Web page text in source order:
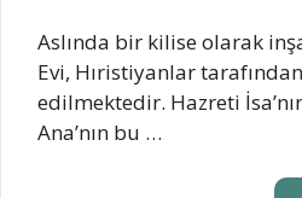
Aslında bir kilise olarak
Evi, Hıristiyanlar
edilmektedir. Hazreti
Ana’nın bu …